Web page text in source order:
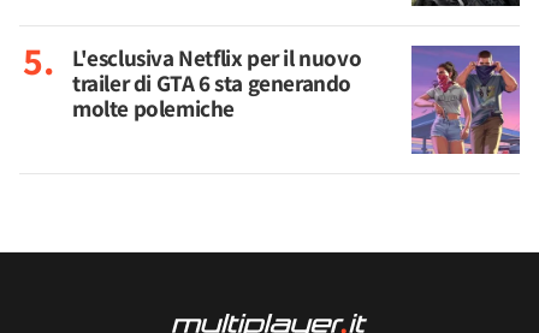
L'esclusiva Netflix per il nuovo
trailer di GTA 6 sta generando
molte polemiche